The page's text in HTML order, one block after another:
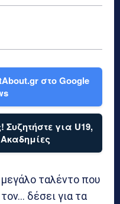
στο Google
Συζητήστε για U19,
Ακαδημίες
μεγάλο ταλέντο που
δέσει για τα